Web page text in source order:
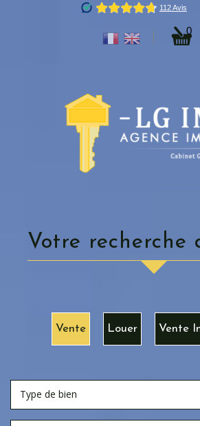
0
votre recherche
Vente Louer Vente
Type de bien